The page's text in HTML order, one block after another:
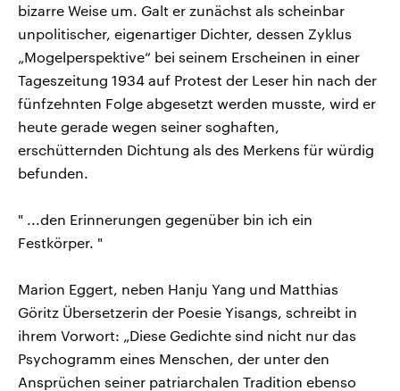
bizarre Weise um. Galt er zunächst als scheinbar
unpolitischer, eigenartiger Dichter, dessen Zyklus
„Mogelperspektive“ bei seinem Erscheinen in einer
Tageszeitung 1934 auf Protest der Leser hin nach der
fünfzehnten Folge abgesetzt werden musste, wird er
heute gerade wegen seiner soghaften,
erschütternden Dichtung als des Merkens für würdig
befunden.
" ...den Erinnerungen gegenüber bin ich ein
Festkörper. "
Marion Eggert, neben Hanju Yang und Matthias
Göritz Übersetzerin der Poesie Yisangs, schreibt in
ihrem Vorwort: „Diese Gedichte sind nicht nur das
Psychogramm eines Menschen, der unter den
Ansprüchen seiner patriarchalen Tradition ebenso